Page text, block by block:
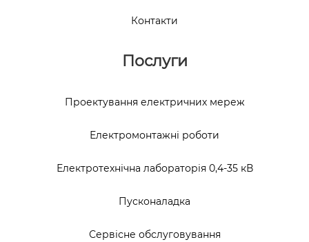
Контакти
Послуги
Проектування електричних мереж
Електромонтажні роботи
Електротехнічна лабораторія 0,4-35 кВ
Пусконаладка
Сервісне обслуговування